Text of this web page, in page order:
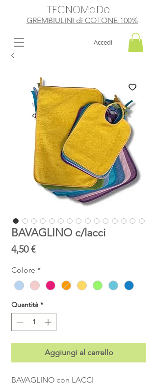
TECNOMaDe
GREMBIULINI di ​ COTONE 100%
Accedi
BAVAGLINO c/lacci
4,50 €Prezzo
Colore *
Quantità *
Aggiungi al carrello
BAVAGLINO con LACCI